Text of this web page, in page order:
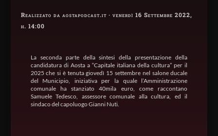
Realizzato da aostapodcast.it · venerdì 16 Settembre 2022,
h. 14:00
La seconda parte della sintesi della presentazione della
candidatura di Aosta a “Capitale italiana della cultura” per il
2025 che si è tenuta giovedì 15 settembre nel salone ducale
del Municipio, iniziativa per la quale l’Amministrazione
comunale ha stanziato 40mila euro, come raccontano
Samuele Tedesco, assessore comunale alla cultura, ed il
sindaco del capoluogo Gianni Nuti.